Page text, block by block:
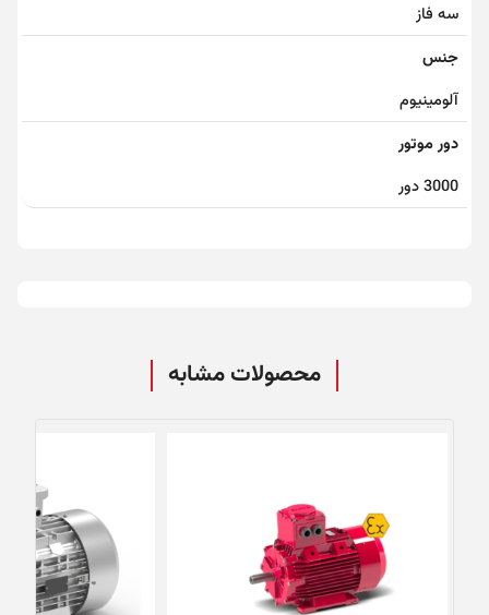
سه فاز
جنس
آلومینیوم
دور موتور
3000 دور
محصولات مشابه